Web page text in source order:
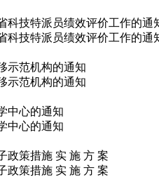
科技特派员绩效评价工作的通
科技特派员绩效评价工作的通
示范机构的通知
示范机构的通知
中心的通知
中心的通知
政策措施 实 施 方 案
政策措施 实 施 方 案